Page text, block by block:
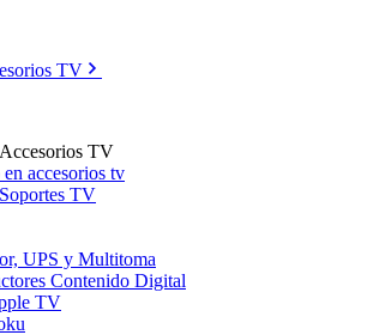
TV
Accesorios TV
accesorios tv
TV
UPS y Multitoma
Contenido Digital
TV